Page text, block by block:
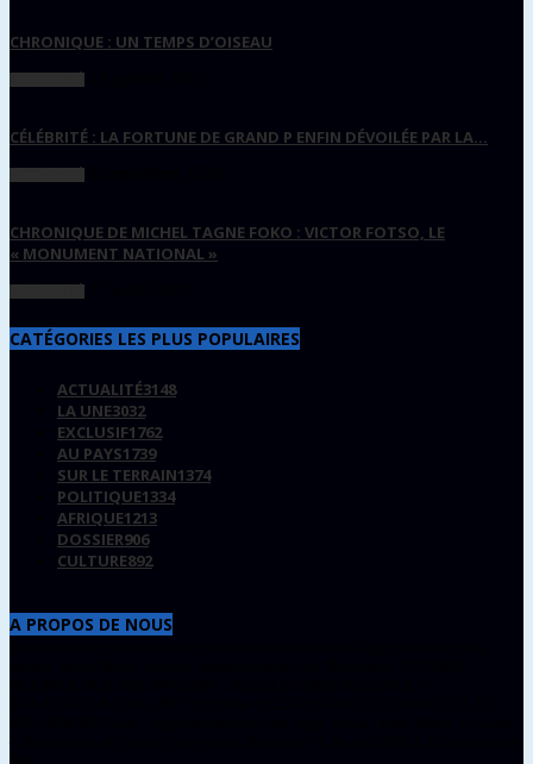
CHRONIQUE : UN TEMPS D’OISEAU
CÉLÉBRITÉ : LA FORTUNE DE GRAND P ENFIN DÉVOILÉE PAR LA...
CHRONIQUE DE MICHEL TAGNE FOKO : VICTOR FOTSO, LE
« MONUMENT NATIONAL »
CATÉGORIES LES PLUS POPULAIRES
ACTUALITÉ3148
LA UNE3032
EXCLUSIF1762
AU PAYS1739
SUR LE TERRAIN1374
POLITIQUE1334
AFRIQUE1213
DOSSIER906
CULTURE892
A PROPOS DE NOUS